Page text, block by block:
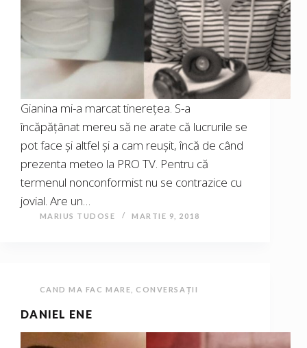
Gianina mi-a marcat tinerețea. S-a
încăpățânat mereu să ne arate că lucrurile se
pot face și altfel și a cam reușit, încă de când
prezenta meteo la PRO TV. Pentru că
termenul nonconformist nu se contrazice cu
jovial. Are un…
MARIUS TUDOSE MARTIE 9, 2018
CAND MA FAC MARE CONVERSAȚII
DANIEL ENE